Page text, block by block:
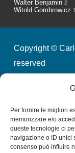
Per fornire le migliori
memorizzare e/o
queste tecnologie ci
navigazione o ID unici
consenso può influire
Walter Benjamin 2
Witold Gombrowicz 1
Copyright ©
reserved
privacy &
Iscriviti